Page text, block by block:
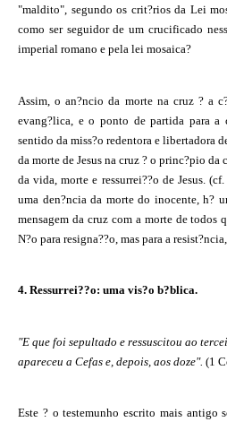
"maldito", segundo os crit?rios da Lei
como ser seguidor de um crucificado
imperial romano e pela lei mosaica?
Assim, o an?ncio da morte na cruz ? a
evang?lica, e o ponto de partida para a
sentido da miss?o redentora e libertadora
da morte de Jesus na cruz ? o princ?pio da
da vida, morte e ressurrei??o de Jesus.
uma den?ncia da morte do inocente, h?
mensagem da cruz com a morte de todos
N?o para resigna??o, mas para a
4. Ressurrei??o: uma vis?o b?blica.
"E que foi sepultado e ressuscitou ao
apareceu a Cefas e, depois, aos doze". (1
Este ? o testemunho escrito mais antigo